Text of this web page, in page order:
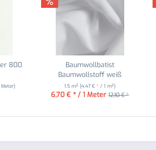
800
Baumwollbatist
Baumwollstoff weiß
1.5 m²(4,47 € * / 1 m²)
6,70 € * / 1 Meter 12,10 € *